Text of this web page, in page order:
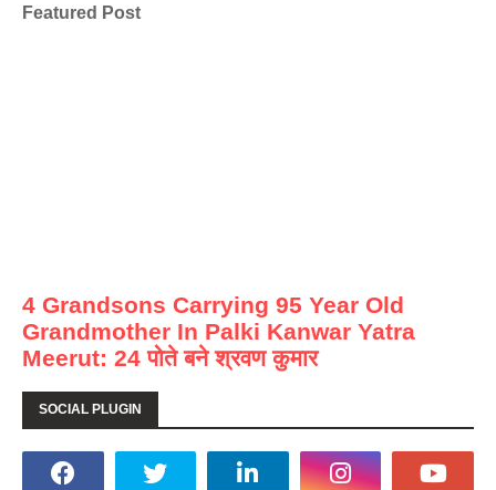
Featured Post
4 Grandsons Carrying 95 Year Old
Grandmother In Palki Kanwar Yatra
Meerut: 24 पोते बने श्रवण कुमार
SOCIAL PLUGIN